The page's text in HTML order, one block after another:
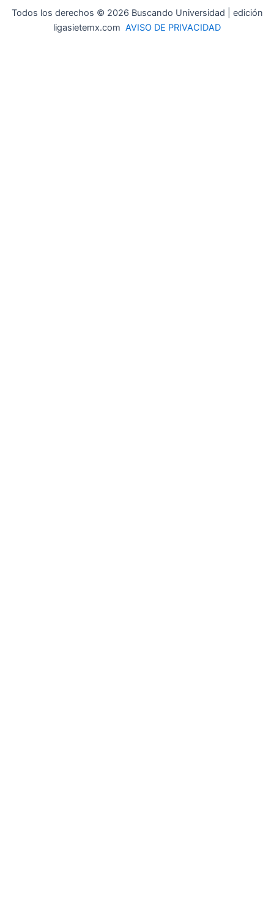
Todos los derechos © 2026 Buscando Universidad | edición
ligasietemx.com AVISO DE PRIVACIDAD